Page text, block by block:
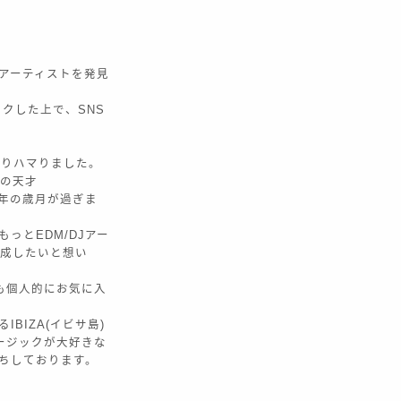
ーティストを発見
した上で、SNS
ハマりました。
天才
の歳月が過ぎま
っとEDM/DJアー
したいと想い
人的にお気に入
IBIZA(イビサ島)
ジックが大好きな
しております。